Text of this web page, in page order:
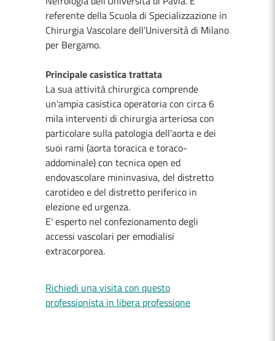
referente della Scuola di Specializzazione in
Chirurgia Vascolare dell’Università di Milano
per Bergamo.
Principale casistica trattata
La sua attività chirurgica comprende
un'ampia casistica operatoria con circa 6
mila interventi di chirurgia arteriosa con
particolare sulla patologia dell’aorta e dei
suoi rami (aorta toracica e toraco-
addominale) con tecnica open ed
endovascolare mininvasiva, del distretto
carotideo e del distretto periferico in
elezione ed urgenza.
E' esperto nel confezionamento degli
accessi vascolari per emodialisi
extracorporea.
Richiedi una visita con questo
professionista in libera professione